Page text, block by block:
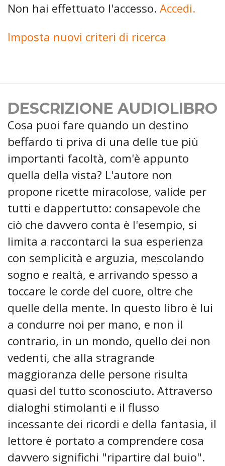
Non hai effettuato l'accesso. Accedi.
Imposta nuovi criteri di ricerca
DESCRIZIONE AUDIOLIBRO
Cosa puoi fare quando un destino
beffardo ti priva di una delle tue più
importanti facoltà, com'è appunto
quella della vista? L'autore non
propone ricette miracolose, valide per
tutti e dappertutto: consapevole che
ciò che davvero conta è l'esempio, si
limita a raccontarci la sua esperienza
con semplicità e arguzia, mescolando
sogno e realtà, e arrivando spesso a
toccare le corde del cuore, oltre che
quelle della mente. In questo libro è lui
a condurre noi per mano, e non il
contrario, in un mondo, quello dei non
vedenti, che alla stragrande
maggioranza delle persone risulta
quasi del tutto sconosciuto. Attraverso
dialoghi stimolanti e il flusso
incessante dei ricordi e della fantasia, il
lettore è portato a comprendere cosa
davvero significhi "ripartire dal buio".